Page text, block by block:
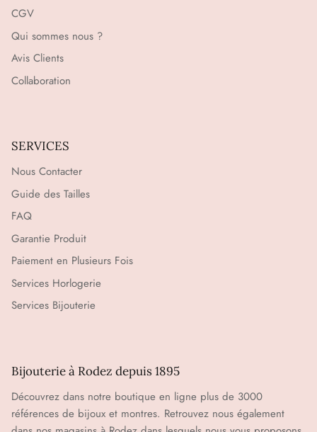
CGV
Qui sommes nous ?
Avis Clients
Collaboration
SERVICES
Nous Contacter
Guide des Tailles
FAQ
Garantie Produit
Paiement en Plusieurs Fois
Services Horlogerie
Services Bijouterie
Bijouterie à Rodez depuis 1895
Découvrez dans notre boutique en ligne plus de 3000
références de bijoux et montres. Retrouvez nous également